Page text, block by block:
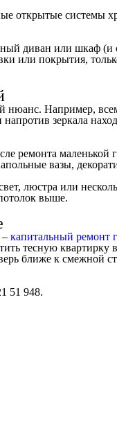
открытые системы
диван или шкаф (и
покрытия,
Например,
зеркала
ремонта
вазы,
люстра или
выше.
– капитальный ремонт
тесную квартирку
ближе к смежной
51 948.